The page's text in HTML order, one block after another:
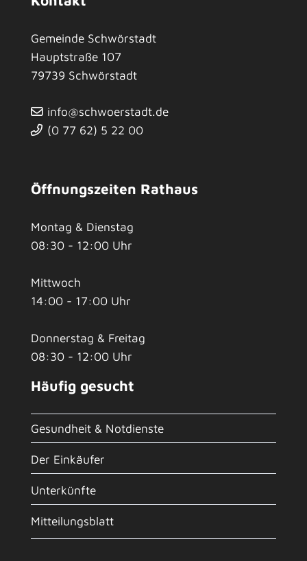
Gemeinde Schwörstadt
Hauptstraße 107
79739 Schwörstadt
info@schwoerstadt.de
(0 77 62) 5 22 00
Öffnungszeiten Rathaus
Montag & Dienstag
08:30 - 12:00 Uhr
Mittwoch
14:00 - 17:00 Uhr
Donnerstag & Freitag
08:30 - 12:00 Uhr
Häufig gesucht
Gesundheit & Notdienste
Der Einkäufer
Unterkünfte
Mitteilungsblatt